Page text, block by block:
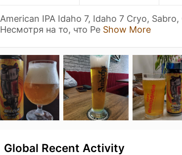
American IPA Idaho 7, Idaho 7 Cryo, Sabro,
Несмотря на то, что Ре Show More
Global Recent Activity